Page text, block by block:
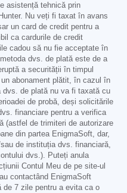
asistență tehnică prin
Nu veți fi taxat în avans
un card de credit pentru a
ca cardurile de credit
cadou să nu fie acceptate în
dvs. de plată este de a
a securității în timpul
abonament plătit, în cazul în
de plată nu va fi taxată cu
de probă, deși solicitările
financiare pentru a verifica
(astfel de trimiteri de autorizare
din partea EnigmaSoft, dar,
de instituția dvs. financiară,
dvs.). Puteți anula
Contul Meu de pe site-ul
contactând EnigmaSoft
de 7 zile pentru a evita ca o